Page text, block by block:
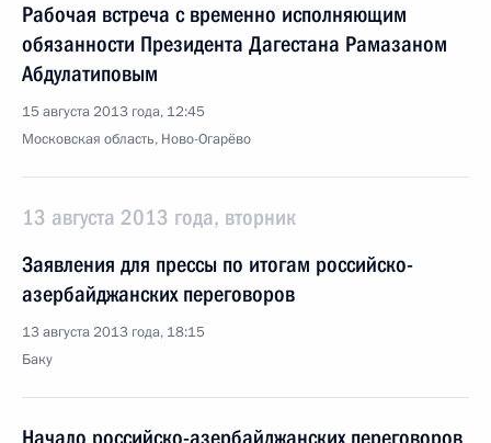
Рабочая встреча с временно исполняющим
обязанности Президента Дагестана Рамазаном
Абдулатиповым
15 августа 2013 года, 12:45
Московская область, Ново-Огарёво
13 августа 2013 года, вторник
Заявления для прессы по итогам российско-
азербайджанских переговоров
13 августа 2013 года, 18:15
Баку
Начало российско-азербайджанских переговоров